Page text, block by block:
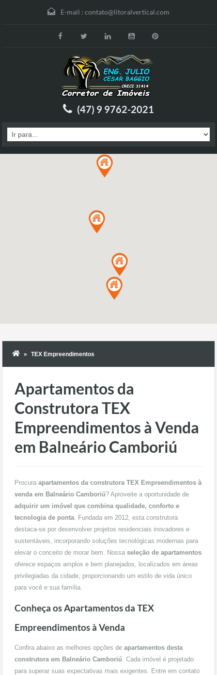
E-mail : contato@litoralvertical.com
(47) 9 9762-2021
TEX Empreendimentos
Apartamentos da
Construtora TEX
Empreendimentos à Venda
em Balneário Camboriú
Procura apartamentos da construtora TEX Empreendimentos à
venda em Balneário Camboriú? Aproveite a oportunidade de
adquirir um imóvel que combina qualidade, conforto e
tecnologia de ponta. Fundada em 2012, esta construtora
destaca-se por desenvolver projetos residenciais inovadores e
sustentáveis, incorporando soluções tecnológicas modernas para
elevar o conceito de morar bem. Nossa seleção de apartamentos
oferece espaços amplos e bem planejados, localizados em áreas
privilegiadas da cidade, proporcionando um estilo de vida único
para você e sua família.
Conheça os Apartamentos da TEX
Empreendimentos à Venda
Confira abaixo as melhores opções de apartamentos desta
construtora em Balneário Camboriú. Cada imóvel é projetado
para superar suas expectativas mais exigentes. Entre em contato